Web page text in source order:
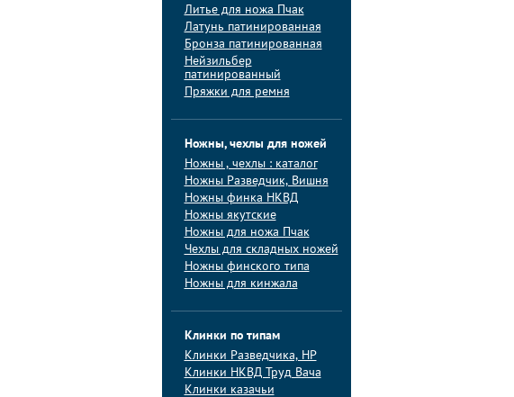
Литье для ножа Пчак
Латунь патинированная
Бронза патинированная
Нейзильбер
патинированный
Пряжки для ремня
Ножны, чехлы для ножей
Ножны , чехлы : каталог
Ножны Разведчик, Вишня
Ножны финка НКВД
Ножны якутские
Ножны для ножа Пчак
Чехлы для складных ножей
Ножны финского типа
Ножны для кинжала
Клинки по типам
Клинки Pазведчика, НP
Клинки НКВД Труд Вача
Клинки казачьи